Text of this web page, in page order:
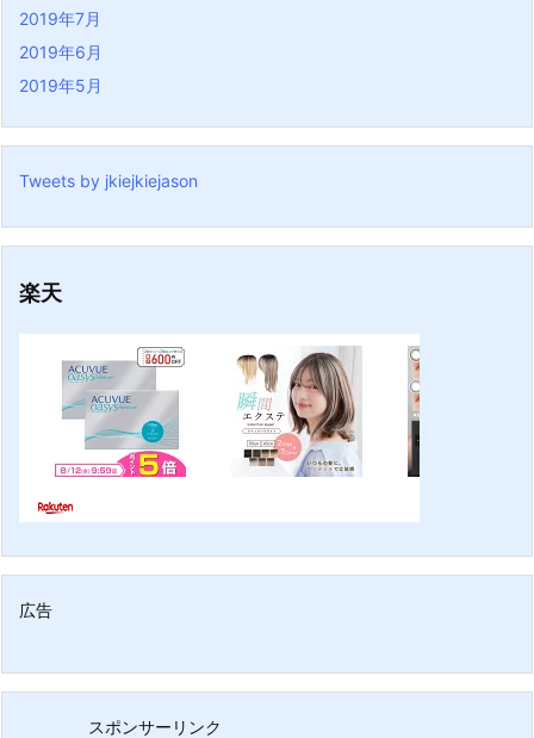
2019年7月
2019年6月
2019年5月
Tweets by jkiejkiejason
楽天
広告
スポンサーリンク